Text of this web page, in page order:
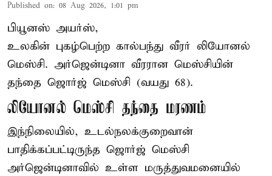
Published on: 08 Aug 2026, 1:01 pm
பியூனஸ் அயர்ஸ்,
உலகின் புகழ்பெற்ற கால்பந்து வீரர் லியோனல்
மெஸ்சி. அர்ஜென்டினா வீரரான மெஸ்சியின்
தந்தை ஜொர்ஜ் மெஸ்சி (வயது 68).
லியோனல் மெஸ்சி தந்தை மரணம்
இந்நிலையில், உடல்நலக்குறைவான்
பாதிக்கப்பட்டிருந்த ஜொர்ஜ் மெஸ்சி
அர்ஜென்டினாவில் உள்ள மருத்துவமனையில்